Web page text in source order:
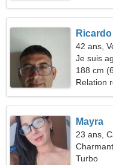
Ricardo
42 ans,
Je suis
femme
188 cm
Relation
Mayra
23 ans,
vous
Turbo